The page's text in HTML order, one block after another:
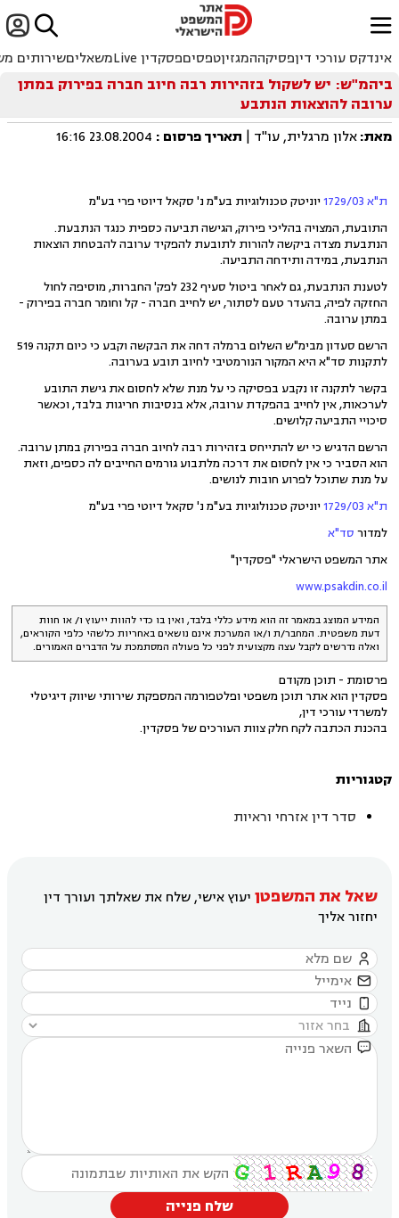

ﱐ
אינדקס עורכי דיןפסיקההמגזיןטפסיםפסקדין Live משאליםשירותים
ביהמ"ש: יש לשקול בזהירות רבה חיוב חברה בפירוק במתן
ערובה להוצאות הנתבע
מאת:אלון מרגלית, עו"ד | תאריך פרסום :
23.08.2004 16:16
ת"א 1729/03
יוניטק טכנולוגיות בע"מ נ' סקאל דיוטי פרי בע"מ
התובעת, המצויה בהליכי פירוק, הגישה תביעה כספית כנגד הנתבעת.
הנתבעת מצדה ביקשה להורות לתובעת להפקיד ערובה להבטחת הוצאות
הנתבעת, במידה ותידחה התביעה.
לטענת הנתבעת, גם לאחר ביטול סעיף 232 לפק' החברות, מוסיפה לחול
החזקה לפיה, בהעדר טעם לסתור, יש לחייב חברה - קל וחומר חברה בפירוק -
במתן ערובה.
הרשם סעדון מבימ"ש השלום ברמלה דחה את הבקשה וקבע כי כיום תקנה 519
לתקנות סד"א היא המקור הנורמטיבי לחיוב תובע בערובה.
בקשר לתקנה זו נקבע בפסיקה כי על מנת שלא לחסום את גישת התובע
לערכאות, אין לחייב בהפקדת ערובה, אלא בנסיבות חריגות בלבד, וכאשר
סיכויי התביעה קלושים.
הרשם הדגיש כי יש להתייחס בזהירות רבה לחיוב חברה בפירוק במתן ערובה.
הוא הסביר כי אין לחסום את דרכה מלתבוע גורמים החייבים לה כספים, וזאת
על מנת שתוכל לפרוע חובות לנושים.
ת"א 1729/03
יוניטק טכנולוגיות בע"מ נ' סקאל דיוטי פרי בע"מ
למדור סד"א
אתר המשפט הישראלי "פסקדין"
www.psakdin.co.il
המידע המוצג במאמר זה הוא מידע כללי בלבד, ואין בו כדי להוות ייעוץ ו/ או חוות
דעת משפטית. המחבר/ת ו/או המערכת אינם נושאים באחריות כלשהי כלפי הקוראים,
ואלה נדרשים לקבל עצה מקצועית לפני כל פעולה המסתמכת על הדברים האמורים.
פרסומת - תוכן מקודם
פסקדין הוא אתר תוכן משפטי ופלטפורמה המספקת שירותי שיווק דיגיטלי
למשרדי עורכי דין,
בהכנת הכתבה לקח חלק צוות העורכים של פסקדין.
קטגוריות
סדר דין אזרחי וראיות
שאל את המשפטן יעוץ אישי, שלח את שאלתך ועורך דין
יחזור אליך





שלח פנייה